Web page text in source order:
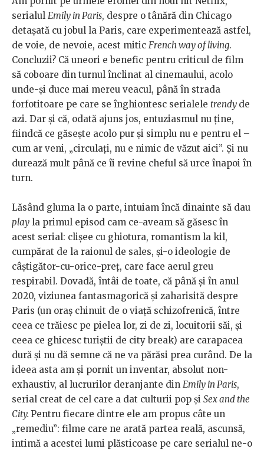
serialul Emily in Paris, despre o tânără din Chicago
detașată cu jobul la Paris, care experimentează astfel,
de voie, de nevoie, acest mitic French way of living.
Concluzii? Că uneori e benefic pentru criticul de film
să coboare din turnul înclinat al cinemaului, acolo
unde-și duce mai mereu veacul, până în strada
forfotitoare pe care se înghiontesc serialele trendy de
azi. Dar și că, odată ajuns jos, entuziasmul nu ține,
fiindcă ce găsește acolo pur și simplu nu e pentru el –
cum ar veni, „circulați, nu e nimic de văzut aici”. Și nu
durează mult până ce îi revine cheful să urce înapoi în
turn.
Lăsând gluma la o parte, intuiam încă dinainte să dau
play la primul episod cam ce-aveam să găsesc în
acest serial: clișee cu ghiotura, romantism la kil,
cumpărat de la raionul de sales, și-o ideologie de
câștigător-cu-orice-preț, care face aerul greu
respirabil. Dovadă, întâi de toate, că până și în anul
2020, viziunea fantasmagorică și zaharisită despre
Paris (un oraș chinuit de o viață schizofrenică, între
ceea ce trăiesc pe pielea lor, zi de zi, locuitorii săi, și
ceea ce ghicesc turiștii de city break) are carapacea
dură și nu dă semne că ne va părăsi prea curând. De la
ideea asta am și pornit un inventar, absolut non-
exhaustiv, al lucrurilor deranjante din Emily in Paris,
serial creat de cel care a dat culturii pop și Sex and the
City. Pentru fiecare dintre ele am propus câte un
„remediu”: filme care ne arată partea reală, ascunsă,
intimă a acestei lumi plăsticoase pe care serialul ne-o